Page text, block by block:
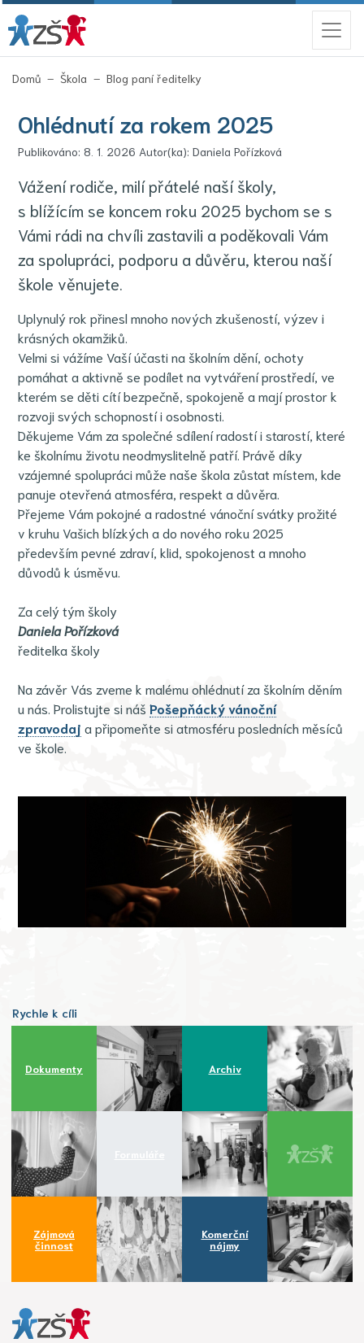
Domů Škola Blog paní ředitelky
Ohlédnutí za rokem 2025
Publikováno: 8. 1. 2026 Autor(ka): Daniela Pořízková
Vážení rodiče, milí přátelé naší školy,
s blížícím se koncem roku 2025 bychom se s
Vámi rádi na chvíli zastavili a poděkovali Vám
za spolupráci, podporu a důvěru, kterou naší
škole věnujete.
Uplynulý rok přinesl mnoho nových zkušeností, výzev i
krásných okamžiků.
Velmi si vážíme Vaší účasti na školním dění, ochoty
pomáhat a aktivně se podílet na vytváření prostředí, ve
kterém se děti cítí bezpečně, spokojeně a mají prostor k
rozvoji svých schopností i osobnosti.
Děkujeme Vám za společné sdílení radostí i starostí, které
ke školnímu životu neodmyslitelně patří. Právě díky
vzájemné spolupráci může naše škola zůstat místem, kde
panuje otevřená atmosféra, respekt a důvěra.
Přejeme Vám pokojné a radostné vánoční svátky prožité
v kruhu Vašich blízkých a do nového roku 2025
především pevné zdraví, klid, spokojenost a mnoho
důvodů k úsměvu.
Za celý tým školy
Daniela Pořízková
ředitelka školy
Na závěr Vás zveme k malému ohlédnutí za školním děním
u nás. Prolistujte si náš Pošepňácký vánoční
zpravodaj a připomeňte si atmosféru posledních měsíců
ve škole.
Rychle k cíli
Dokumenty Archiv
Zájmová
činnost
Komerční
nájmy